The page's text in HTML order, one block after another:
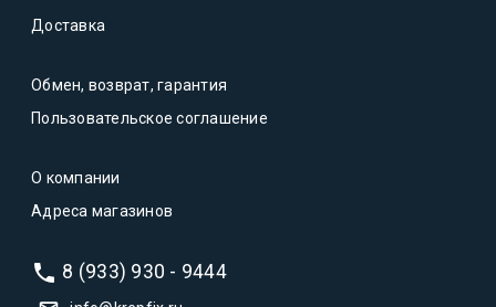
Доставка
Обмен, возврат, гарантия
Пользовательское соглашение
О компании
Адреса магазинов
8 (933) 930 - 9444